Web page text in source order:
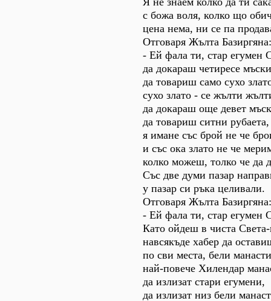
с божа воля, колко що
цена нема, ни се па
Отговаря Жълта Базиргяна:
- Ей фала ти, стар егумен
да докараш четиресе
да товариш само сухо
сухо злато - се жълти
да докараш още девет
да товариш ситни рубаета,
я имане със брой не че
и със ока злато не че
колко можеш, толко че да
Със две думи пазар
у пазар си ръка целивали.
Отговаря Жълта Базиргяна:
- Ей фала ти, стар егумен
Като ойдеш в чиста Света-
навсякъде хабер да
по сви места, бели
най-повече Хилендар
да излизат стари егумени,
да излизат низ бели